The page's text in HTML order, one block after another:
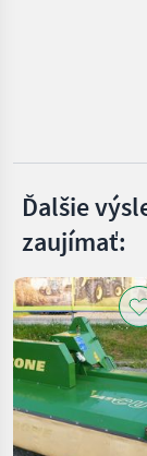
SIP
Zobraziť
všetkých
47
MARKETPLACE
Marketplace
Ďalšie
zaujímať: